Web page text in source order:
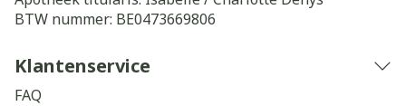
BTW nummer: BE0473669806
Klantenservice
FAQ